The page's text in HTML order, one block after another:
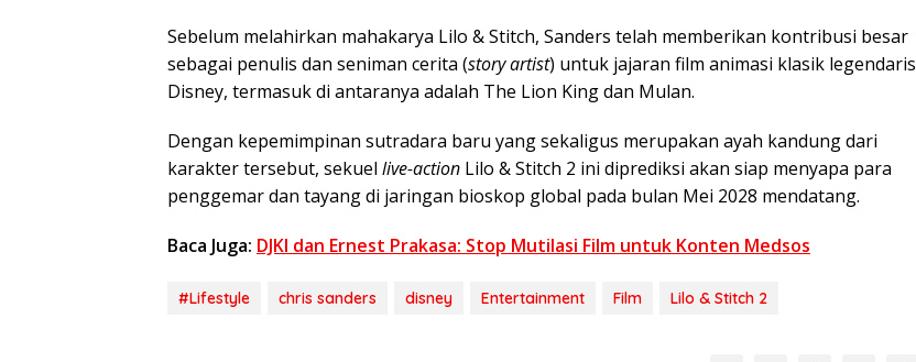
Sebelum melahirkan mahakarya Lilo & Stitch, Sanders telah memberikan kontribusi besar
sebagai penulis dan seniman cerita (story artist) untuk jajaran film animasi klasik legendaris
Disney, termasuk di antaranya adalah The Lion King dan Mulan.
Dengan kepemimpinan sutradara baru yang sekaligus merupakan ayah kandung dari
karakter tersebut, sekuel live-action Lilo & Stitch 2 ini diprediksi akan siap menyapa para
penggemar dan tayang di jaringan bioskop global pada bulan Mei 2028 mendatang.
Baca Juga: DJKI dan Ernest Prakasa: Stop Mutilasi Film untuk Konten Medsos
#Lifestyle chris sanders disney Entertainment Film Lilo & Stitch 2